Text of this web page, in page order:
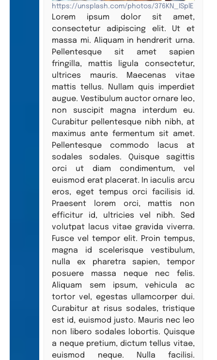
https://unsplash.com/photos/376KN_ISplE
Lorem ipsum dolor sit amet,
consectetur adipiscing elit. Ut et
massa mi. Aliquam in hendrerit urna.
Pellentesque sit amet sapien
fringilla, mattis ligula consectetur,
ultrices mauris. Maecenas vitae
mattis tellus. Nullam quis imperdiet
augue. Vestibulum auctor ornare leo,
non suscipit magna interdum eu.
Curabitur pellentesque nibh nibh, at
maximus ante fermentum sit amet.
Pellentesque commodo lacus at
sodales sodales. Quisque sagittis
orci ut diam condimentum, vel
euismod erat placerat. In iaculis arcu
eros, eget tempus orci facilisis id.
Praesent lorem orci, mattis non
efficitur id, ultricies vel nibh. Sed
volutpat lacus vitae gravida viverra.
Fusce vel tempor elit. Proin tempus,
magna id scelerisque vestibulum,
nulla ex pharetra sapien, tempor
posuere massa neque nec felis.
Aliquam sem ipsum, vehicula ac
tortor vel, egestas ullamcorper dui.
Curabitur at risus sodales, tristique
est id, euismod justo. Mauris nec leo
non libero sodales lobortis. Quisque
a neque pretium, dictum tellus vitae,
euismod neque. Nulla facilisi.